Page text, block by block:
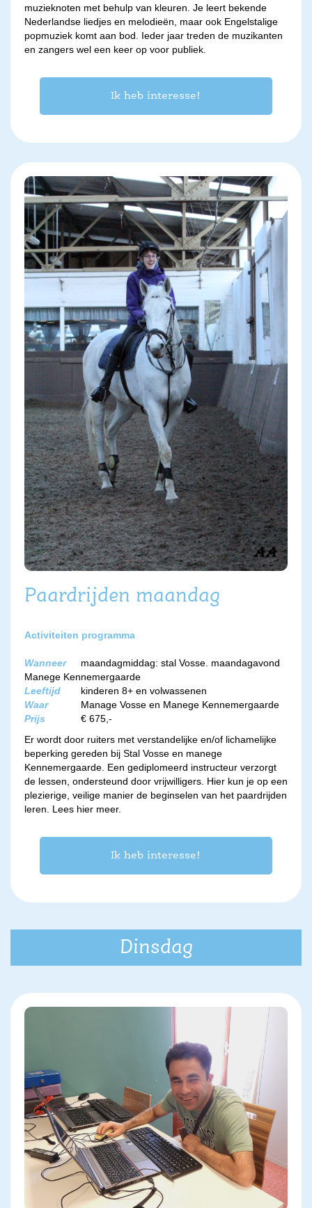
muzieknoten met behulp van kleuren. Je leert bekende
Nederlandse liedjes en melodieën, maar ook Engelstalige
popmuziek komt aan bod. Ieder jaar treden de muzikanten
en zangers wel een keer op voor publiek.
Ik heb interesse!
Paardrijden maandag
Activiteiten programma
Wanneer
maandagmiddag: stal Vosse. maandagavond
Manege Kennemergaarde
Leeftijd
kinderen 8+ en volwassenen
Waar
Manage Vosse en Manege Kennemergaarde
Prijs
€ 675,-
Er wordt door ruiters met verstandelijke en/of lichamelijke
beperking gereden bij Stal Vosse en manege
Kennemergaarde. Een gediplomeerd instructeur verzorgt
de lessen, ondersteund door vrijwilligers. Hier kun je op een
plezierige, veilige manier de beginselen van het paardrijden
leren. Lees hier meer.
Ik heb interesse!
Dinsdag